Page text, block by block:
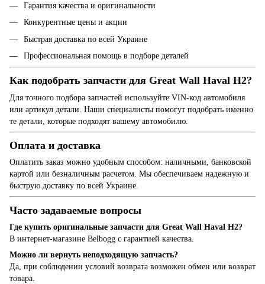
Гарантия качества и оригинальности
Конкурентные цены и акции
Быстрая доставка по всей Украине
Профессиональная помощь в подборе деталей
Как подобрать запчасти для Great Wall Haval H2?
Для точного подбора запчастей используйте VIN-код автомобиля
или артикул детали. Наши специалисты помогут подобрать именно
те детали, которые подходят вашему автомобилю.
Оплата и доставка
Оплатить заказ можно удобным способом: наличными, банковской
картой или безналичным расчетом. Мы обеспечиваем надежную и
быструю доставку по всей Украине.
Часто задаваемые вопросы
Где купить оригинальные запчасти для Great Wall Haval H2?
В интернет-магазине Belbogg с гарантией качества.
Можно ли вернуть неподходящую запчасть?
Да, при соблюдении условий возврата возможен обмен или возврат
товара.